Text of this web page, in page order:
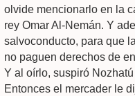
olvide mencionarlo en la
rey Omar Al-Nemán. Y
salvoconducto, para que
no paguen derechos de
Y al oírlo, suspiró
Entonces el mercader le